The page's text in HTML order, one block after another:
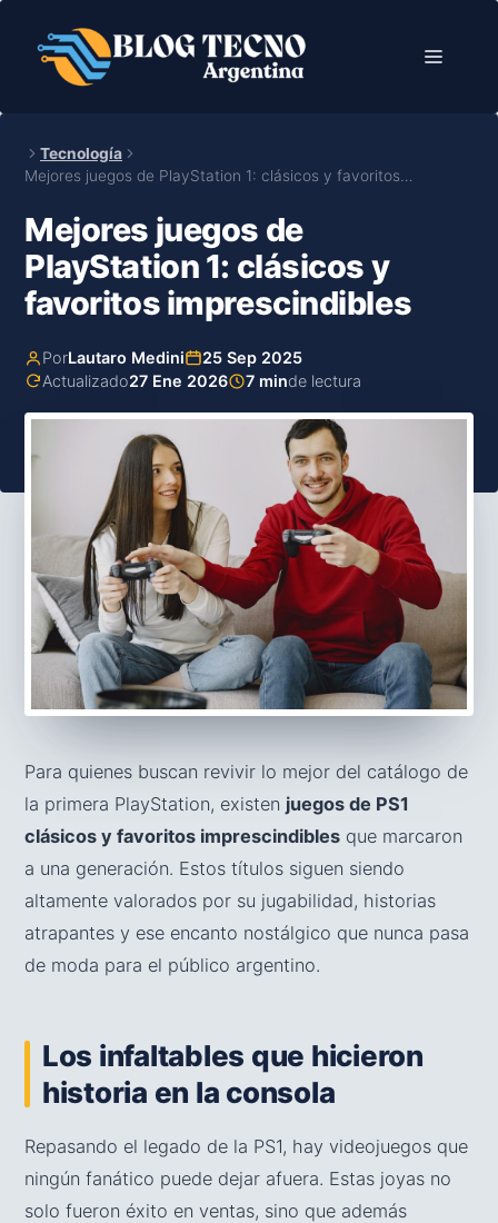
contenido
Menú
Tecnología
Mejores juegos de PlayStation 1: clásicos y favoritos…
Mejores juegos de
PlayStation 1: clásicos y
favoritos imprescindibles
PorLautaro Medini
25 Sep 2025
Actualizado27 Ene 2026 7 minde lectura
Para quienes buscan revivir lo mejor del catálogo de
la primera PlayStation, existen juegos de PS1
clásicos y favoritos imprescindibles que marcaron
a una generación. Estos títulos siguen siendo
altamente valorados por su jugabilidad, historias
atrapantes y ese encanto nostálgico que nunca pasa
de moda para el público argentino.
Los infaltables que hicieron
historia en la consola
Repasando el legado de la PS1, hay videojuegos que
ningún fanático puede dejar afuera. Estas joyas no
solo fueron éxito en ventas, sino que además